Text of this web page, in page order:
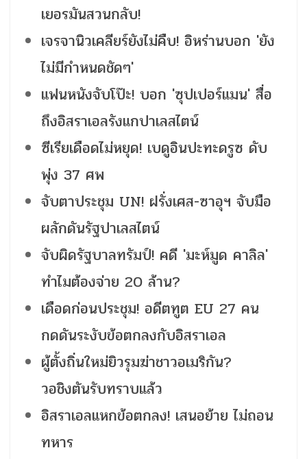
เยอรมันสวนกลับ!
เจรจานิวเคลียร์ยังไม่คืบ! อิหร่านบอก 'ยัง
ไม่มีกำหนดชัดๆ'
แฟนหนังจับโป๊ะ! บอก 'ซุปเปอร์แมน' สื่อ
ถึงอิสราเอลรังแกปาเลสไตน์
ซีเรียเดือดไม่หยุด! เบดูอินปะทะดรูซ ดับ
พุ่ง 37 ศพ
จับตาประชุม UN! ฝรั่งเศส-ซาอุฯ จับมือ
ผลักดันรัฐปาเลสไตน์
จับผิดรัฐบาลทรัมป์! คดี 'มะห์มูด คาลิล'
ทำไมต้องจ่าย 20 ล้าน?
เดือดก่อนประชุม! อดีตทูต EU 27 คน
กดดันระงับข้อตกลงกับอิสราเอล
ผู้ตั้งถิ่นใหม่ยิวรุมฆ่าชาวอเมริกัน?
วอชิงตันรับทราบแล้ว
อิสราเอลแหกข้อตกลง! เสนอย้าย ไม่ถอน
ทหาร